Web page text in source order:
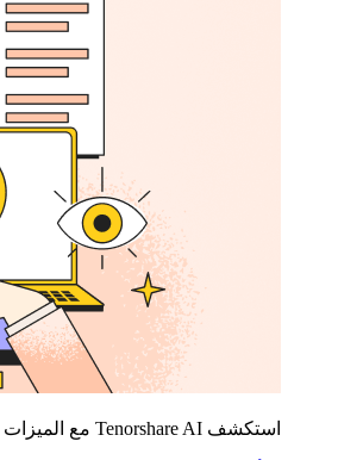
استكشف Tenorshare AI مع الميزات الجديدة المذهلة